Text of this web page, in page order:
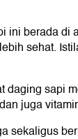
ini berada di
sehat.
daging sapi
juga
sekaligus